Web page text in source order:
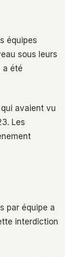
équipes
sous leurs
a été
avaient vu
Les
par équipe a
interdiction